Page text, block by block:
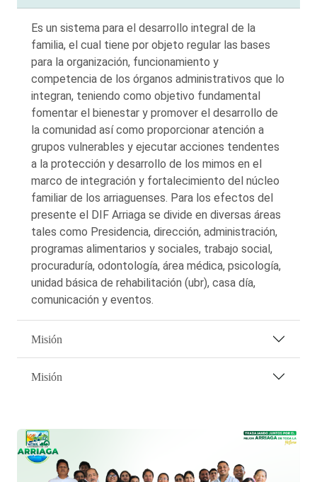
Es un sistema para el desarrollo integral de la
familia, el cual tiene por objeto regular las bases
para la organización, funcionamiento y
competencia de los órganos administrativos que lo
integran, teniendo como objetivo fundamental
fomentar el bienestar y promover el desarrollo de
la comunidad así como proporcionar atención a
grupos vulnerables y ejecutar acciones tendentes
a la protección y desarrollo de los mimos en el
marco de integración y fortalecimiento del núcleo
familiar de los arriaguenses. Para los efectos del
presente el DIF Arriaga se divide en diversas áreas
tales como Presidencia, dirección, administración,
programas alimentarios y sociales, trabajo social,
procuraduría, odontología, área médica, psicología,
unidad básica de rehabilitación (ubr), casa día,
comunicación y eventos.
Misión
Misión